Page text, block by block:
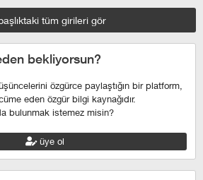
tüm girileri gör
bekliyorsun?
özgürce paylaştığın bir platform,
eden özgür bilgi kaynağıdır.
bulunmak istemez misin?
üye ol